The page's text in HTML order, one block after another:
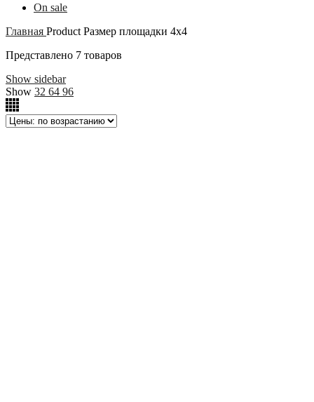
On sale
Главная Product Размер площадки 4х4
Представлено 7 товаров
Show sidebar
Show 32 64 96